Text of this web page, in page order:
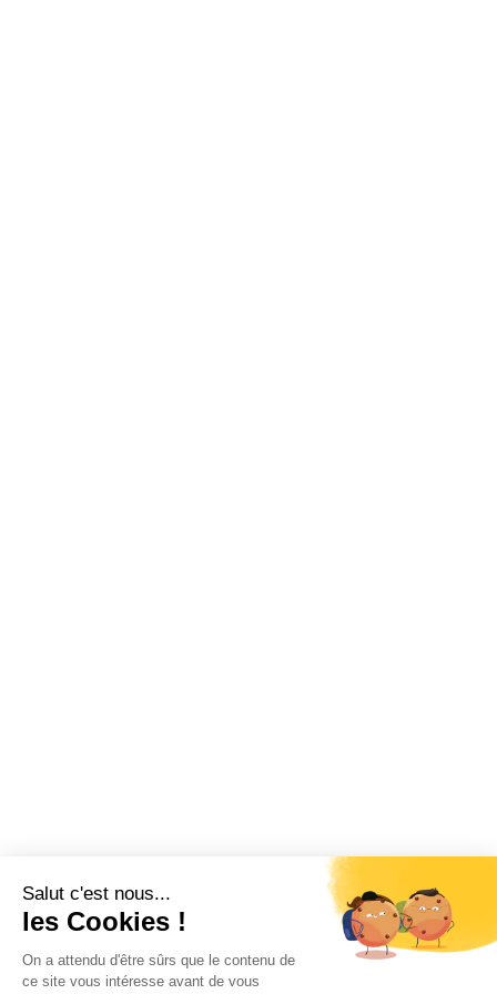
Salut c'est nous...
les Cookies !
On a attendu d'être sûrs que le contenu de
ce site vous intéresse avant de vous